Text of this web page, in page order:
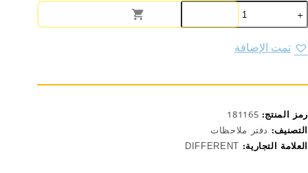
كمية
دفتر
ملاحظات
كفر
فرو
تمت الإضافة
رمز المنتج: 181165
التصنيف: دفتر ملاحظات
العلامة التجارية: DIFFERENT